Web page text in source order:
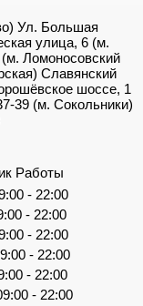
Ул. Большая
улица, 6 (м.
Ломоносовский
Славянский
шоссе, 1
39 (м. Сокольники)
Работы
- 22:00
- 22:00
- 22:00
- 22:00
- 22:00
- 22:00